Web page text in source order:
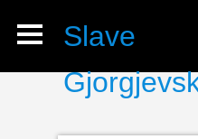
Slave